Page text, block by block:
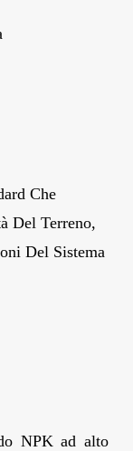
Che
Del Terreno,
Del Sistema
NPK ad alto